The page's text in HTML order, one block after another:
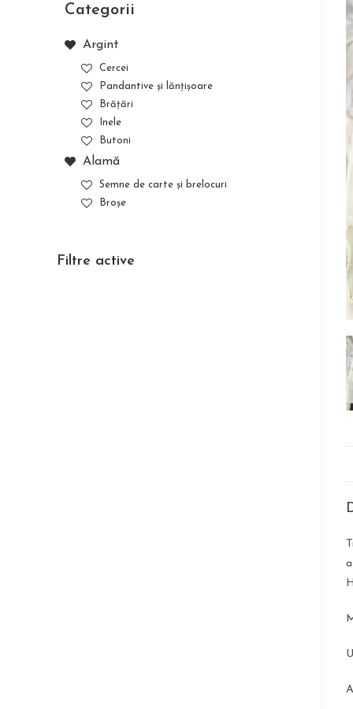
Categorii
Argint
Cercei
Pandantive și lănțișoare
Brățări
Inele
Butoni
Alamă
Semne de carte și brelocuri
Broșe
Filtre active